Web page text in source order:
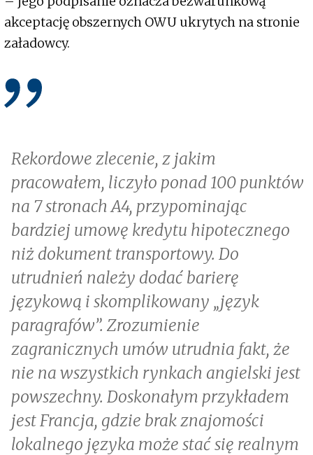
akceptację obszernych OWU ukrytych na stronie
załadowcy.
Rekordowe zlecenie, z jakim
pracowałem, liczyło ponad 100 punktów
na 7 stronach A4, przypominając
bardziej umowę kredytu hipotecznego
niż dokument transportowy. Do
utrudnień należy dodać barierę
językową i skomplikowany „język
paragrafów”. Zrozumienie
zagranicznych umów utrudnia fakt, że
nie na wszystkich rynkach angielski jest
powszechny. Doskonałym przykładem
jest Francja, gdzie brak znajomości
lokalnego języka może stać się realnym